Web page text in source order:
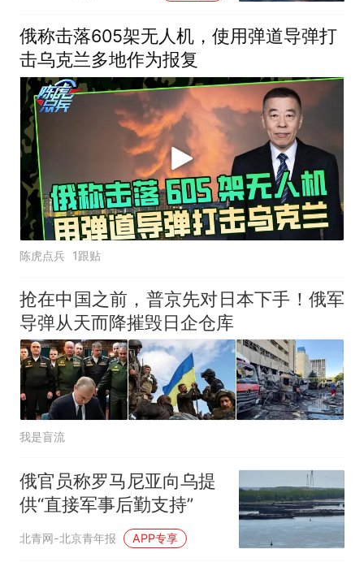
俄称击落605架无人机，使用弹道导弹打
击乌克兰多地作为报复
陈虎点兵 1跟贴
抢在中国之前，普京先对日本下手！俄军
导弹从天而降摧毁日企仓库
我是盲流
俄官员称罗马尼亚向乌提
供“直接军事后勤支持”
北青网-北京青年报 APP专享